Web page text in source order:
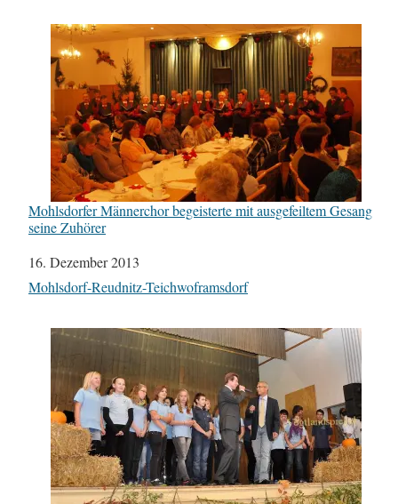
Mohlsdorfer Männerchor begeisterte mit ausgefeiltem Gesang
seine Zuhörer
Datum
16. Dezember 2013
In Bezug auf
Mohlsdorf-Reudnitz-Teichwoframsdorf